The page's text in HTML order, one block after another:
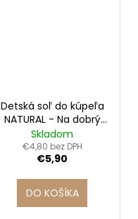
Detská soľ do kúpeľa
NATURAL - Na dobrý
spánok
Skladom
€4,80 bez DPH
€5,90
DO KOŠÍKA